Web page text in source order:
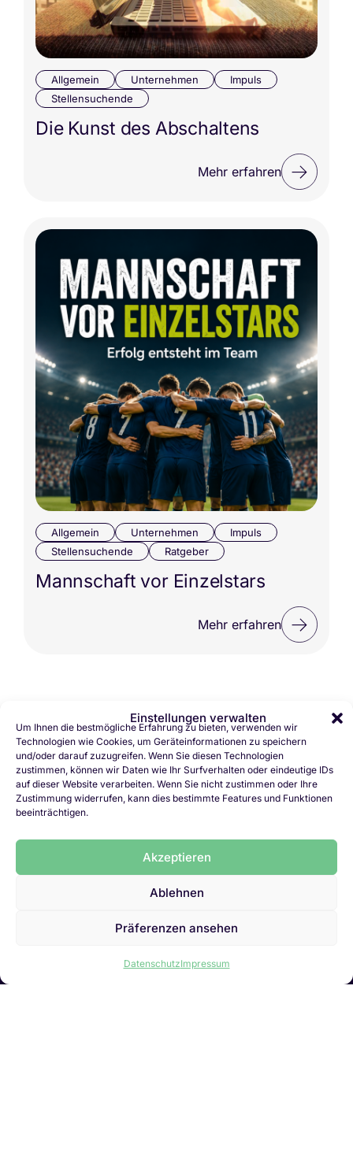
Einstellungen verwalten
Um Ihnen die bestmögliche Erfahrung zu bieten, verwenden wir
Technologien wie Cookies, um Geräteinformationen zu speichern
und/oder darauf zuzugreifen. Wenn Sie diesen Technologien
zustimmen, können wir Daten wie Ihr Surfverhalten oder eindeutige IDs
auf dieser Website verarbeiten. Wenn Sie nicht zustimmen oder Ihre
Zustimmung widerrufen, kann dies bestimmte Features und Funktionen
beeinträchtigen.
Akzeptieren
Ablehnen
Präferenzen ansehen
DatenschutzImpressum
Allgemein Unternehmen
Impuls
Stellensuchende
Die Kunst des Abschaltens
Mehr erfahren
Allgemein Unternehmen
Impuls
Stellensuchende
Ratgeber
Mannschaft vor Einzelstars
Mehr erfahren
Zum Anfang